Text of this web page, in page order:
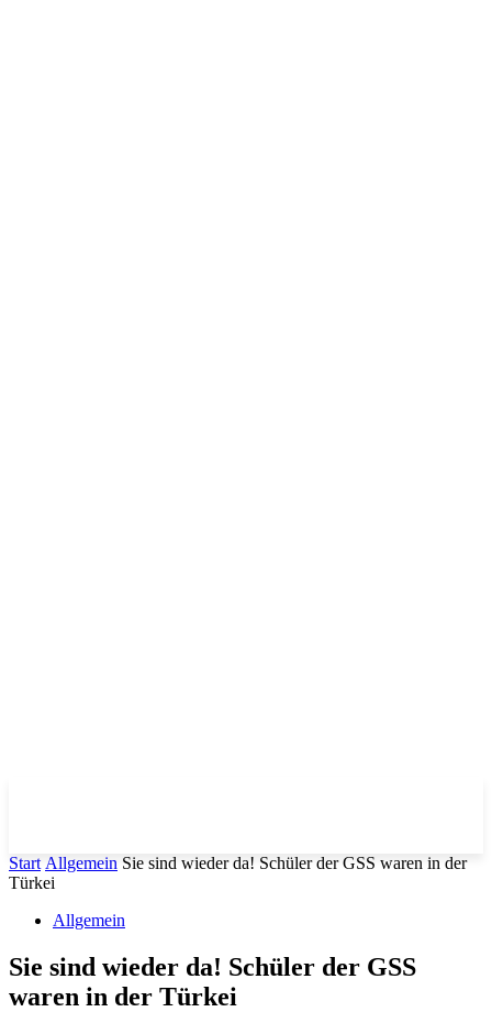
Start Allgemein Sie sind wieder da! Schüler der GSS waren in der
Türkei
Allgemein
Sie sind wieder da! Schüler der GSS
waren in der Türkei